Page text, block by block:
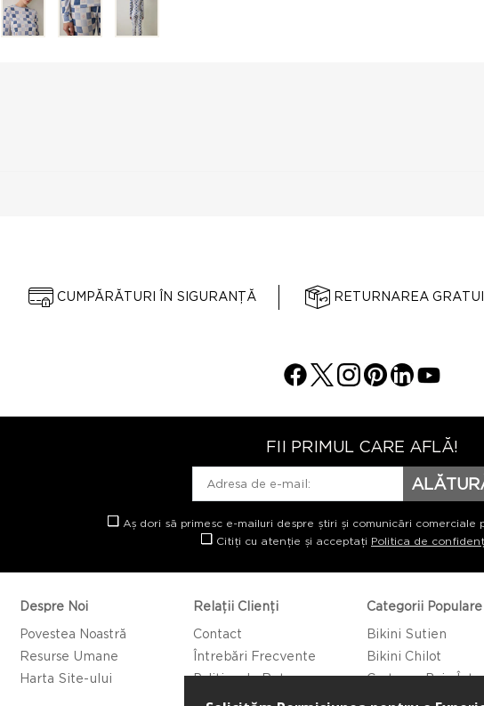
CUMPĂRĂTURI ÎN SIGURANȚĂ RETURNAREA
FII PRIMUL CARE AFLĂ!
Aș dori să primesc e-mailuri despre știri și comunicări comerciale
Citiți cu atenție și acceptați Politica de
Despre Noi
Povestea Noastră
Resurse Umane
Harta Site-ului
Relații Clienți
Contact
Întrebări Frecvente
Politica de Returnare
Categorii Populare
Bikini Sutien
Bikini Chilot
Costume Baie
Caftan/Pareo